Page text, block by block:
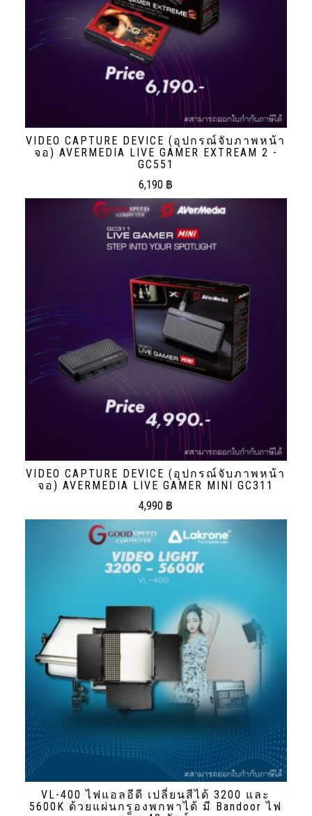
VIDEO CAPTURE DEVICE (อุปกรณ์จับภาพหน้า
จอ) AVERMEDIA LIVE GAMER EXTREAM 2 -
GC551
6,190 ฿
VIDEO CAPTURE DEVICE (อุปกรณ์จับภาพหน้า
จอ) AVERMEDIA LIVE GAMER MINI GC311
4,990 ฿
VL-400 ไฟแอลอีดี เปลี่ยนสีได้ 3200 และ
5600K ด้วยแผ่นกรองพกพาได้ มี Bandoor ไฟ